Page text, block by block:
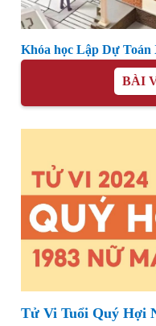
Khóa học Lập Dự Toán
BÀI
Tử Vi Tuổi Quý Hợi